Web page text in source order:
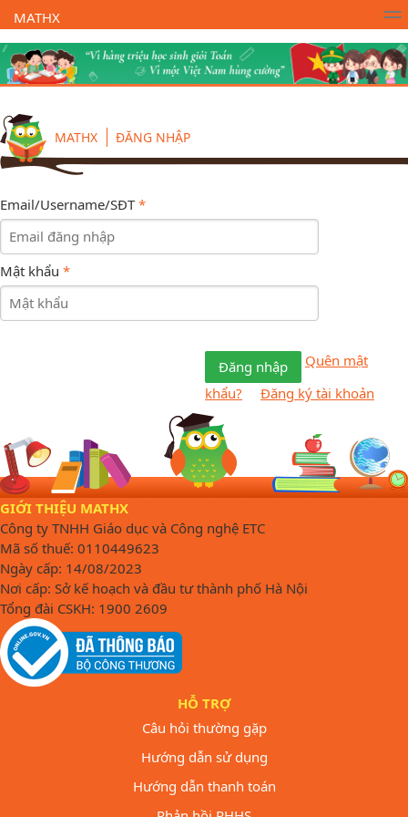
MATHX
Trường Toán Online MATHX Học toán - Lớp 1
MATHX ĐĂNG NHẬP
Email/Username/SĐT*
Mật khẩu *
Đăng nhập
Quên mật
khẩu?
Đăng ký tài khoản
GIỚI THIỆU MATHX
Công ty TNHH Giáo dục và Công nghệ ETC
Mã số thuế: 0110449623
Ngày cấp: 14/08/2023
Nơi cấp: Sở kế hoạch và đầu tư thành phố Hà Nội
Tổng đài CSKH: 1900 2609
HỖ TRỢ
Câu hỏi thường gặp
Hướng dẫn sử dụng
Hướng dẫn thanh toán